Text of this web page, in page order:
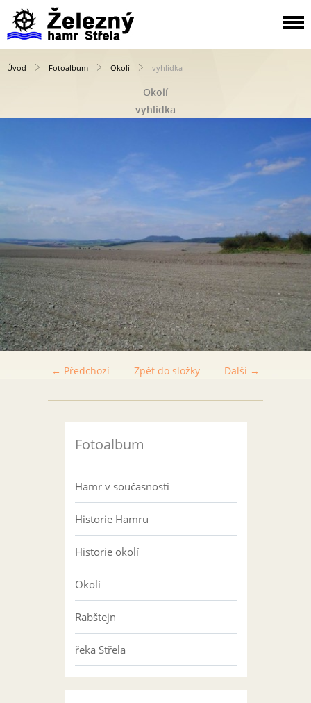
Úvod Fotoalbum Okolí vyhlidka
Okolí
vyhlidka
← Předchozí Další →
Zpět do složky
Fotoalbum
Hamr v současnosti
Historie Hamru
Historie okolí
Okolí
Rabštejn
řeka Střela